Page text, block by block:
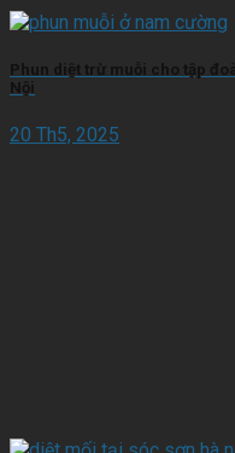
Phun diệt trừ muỗi cho tập
Nội
20 Th5, 2025